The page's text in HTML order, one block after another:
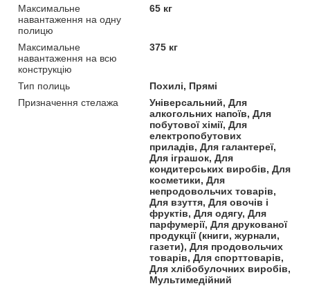
Максимальне
навантаження на одну
полицю
65 кг
Максимальне
навантаження на всю
конструкцію
375 кг
Тип полиць
Похилі, Прямі
Призначення стелажа
Універсальний, Для
алкогольних напоїв, Для
побутової хімії, Для
електропобутових
приладів, Для галантереї,
Для іграшок, Для
кондитерських виробів, Для
косметики, Для
непродовольчих товарів,
Для взуття, Для овочів і
фруктів, Для одягу, Для
парфумерії, Для друкованої
продукції (книги, журнали,
газети), Для продовольчих
товарів, Для спорттоварів,
Для хлібобулочних виробів,
Мультимедійний